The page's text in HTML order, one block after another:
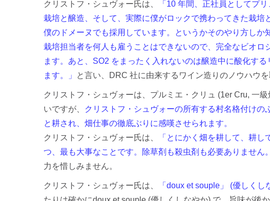
クリストフ・シュヴォー氏は、
「10 年間、正社員としてプ
栽培と醸造、そして、実際に僕がロックで携わってきた栽培
僕のドメーヌでも採用しています。というかそのやり方し
栽培担当者を何人も雇うことはできないので、完全なビオ
ます。あと、SO2 をまったく入れないのは醸造中に酸化す
ます。」
と言い、DRC 社に由来するワイン造りのノウハウ
クリストフ・シュヴォーは、プルミエ・クリュ (1er Cru, 一
いですが、
クリストフ・シュヴォーの所有する村名格付け
と耕され、畑仕事の徹底ぶりに感嘆させられます。
クリストフ・シュヴォー氏は、
「とにかく畑を耕して、耕
つ、最も大事なことです。除草剤も殺虫剤も必要ありません
力を惜しみません。
クリストフ・シュヴォー氏は、 「doux et souple」 (優しく